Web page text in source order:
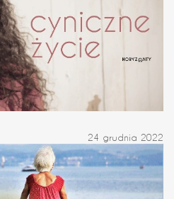
24 grudnia 2022